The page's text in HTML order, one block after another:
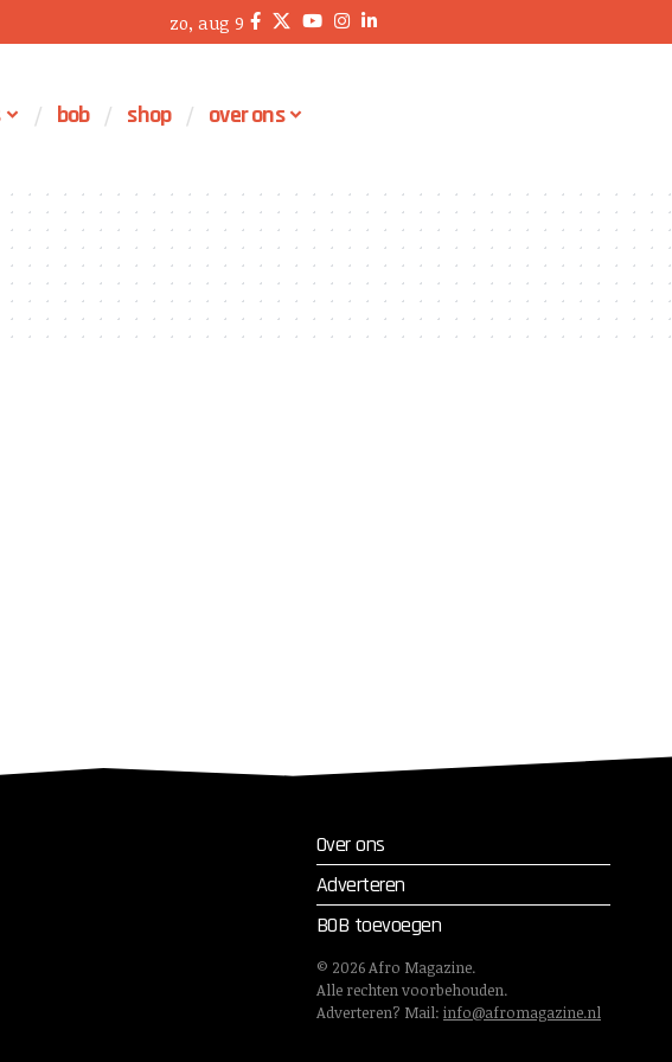
zo, aug 9
bob shop over ons
Over ons
Adverteren
BOB toevoegen
© 2026Afro Magazine.
Alle rechten voorbehouden.
Adverteren? Mail: info@afromagazine.nl